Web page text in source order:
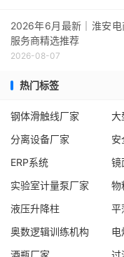
2026年6月最新｜淮安
服务商精选推荐
2026-08-07
热门标签
钢体滑触线厂家 大
分离设备厂家
ERP系统
镜
实验室计量泵厂家
物
液压升降柱
平
奥数逻辑训练机构
电
酒瓶厂家
过